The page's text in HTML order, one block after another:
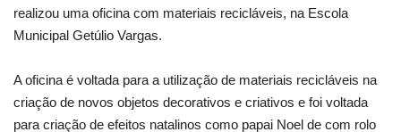
realizou uma oficina com materiais recicláveis, na Escola
Municipal Getúlio Vargas.
A oficina é voltada para a utilização de materiais recicláveis na
criação de novos objetos decorativos e criativos e foi voltada
para criação de efeitos natalinos como papai Noel de com rolo